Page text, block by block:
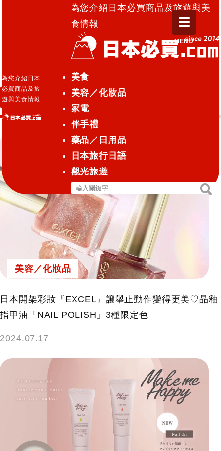
為您介紹日本
必買商品及旅
遊與美食情報
為您介紹日本必買商品及旅遊與美
食情報
美食
美容／化妝品
家電
伴手禮
藥品／日用品
日本旅行日語
觀光旅遊
搜
尋
關
鍵
字:
搜
MENU
美甲
美容／化妝品
日本開架彩妝『EXCEL』讓舉止動作變得更美♡晶釉
指甲油「NAIL POLISH」3種限定色
2024.07.17